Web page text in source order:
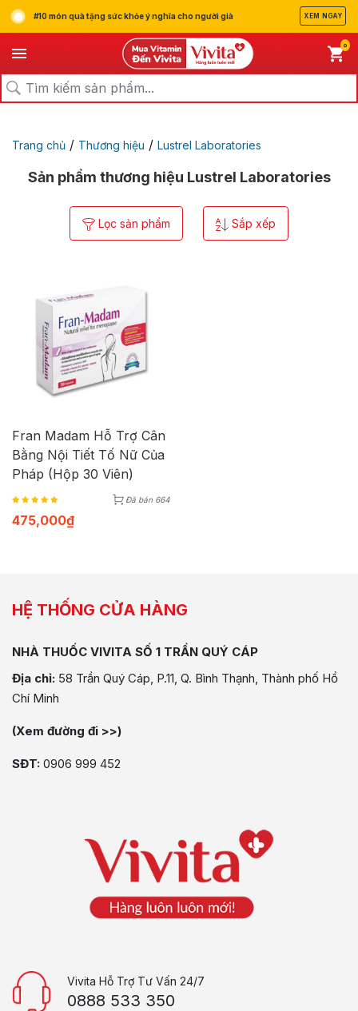
#10 món quà tặng sức khỏe ý nghĩa cho người già XEM NGAY
0
Trang chủ / Thương hiệu / Lustrel Laboratories
Sản phẩm thương hiệu Lustrel Laboratories
Lọc sản phẩm Sắp xếp
Fran Madam Hỗ Trợ Cân
Bằng Nội Tiết Tố Nữ Của
Pháp (Hộp 30 Viên)
Đã bán 664
475,000₫
HỆ THỐNG CỬA HÀNG
NHÀ THUỐC VIVITA SỐ 1 TRẦN QUÝ CÁP
Địa chỉ: 58 Trần Quý Cáp, P.11, Q. Bình Thạnh, Thành phố Hồ
Chí Minh
(Xem đường đi >>)
SĐT: 0906 999 452
Vivita Hỗ Trợ Tư Vấn 24/7
0888 533 350